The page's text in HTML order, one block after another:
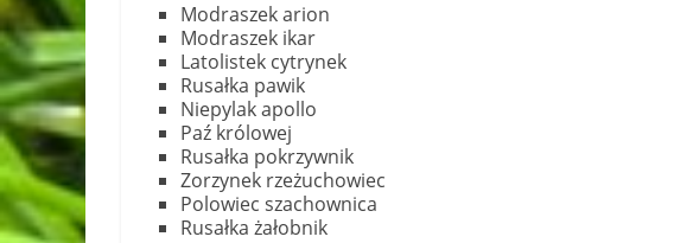
Modraszek arion
Modraszek ikar
Latolistek cytrynek
Rusałka pawik
Niepylak apollo
Paź królowej
Rusałka pokrzywnik
Zorzynek rzeżuchowiec
Polowiec szachownica
Rusałka żałobnik